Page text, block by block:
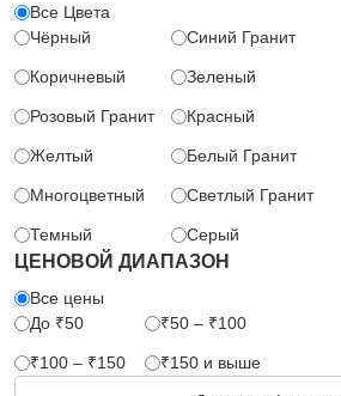
Все Цвета
Чёрный
Синий Гранит
Коричневый Зеленый
Розовый Гранит Красный
Желтый Белый Гранит
Многоцветный Светлый Гранит
Темный Серый
ЦЕНОВОЙ ДИАПАЗОН
Все цены
До ₹50
₹50 – ₹100
₹100 – ₹150
₹150 и выше